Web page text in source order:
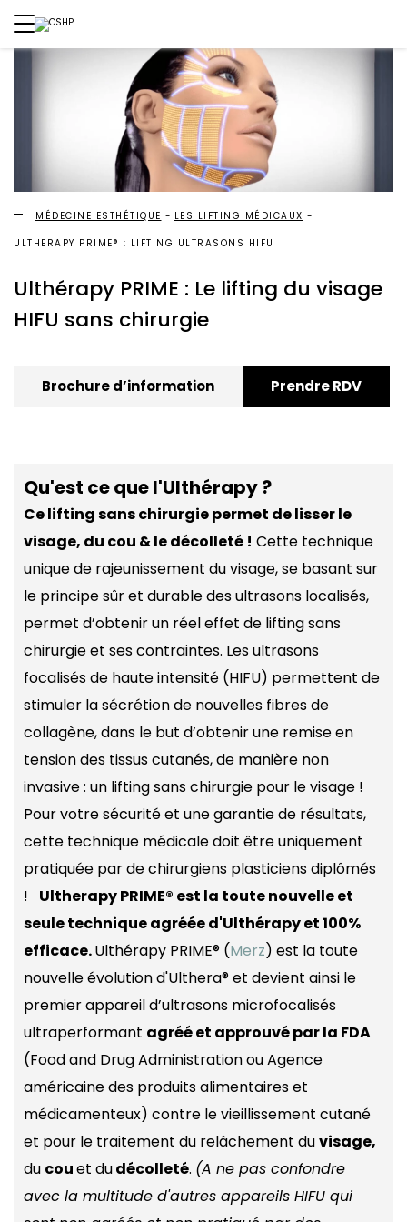
MÉDECINE ESTHÉTIQUE
LES LIFTING MÉDICAUX
ULTHERAPY PRIME® : LIFTING ULTRASONS HIFU
Ulthérapy PRIME : Le lifting du visage
HIFU sans chirurgie
Brochure d’information Prendre RDV
Qu'est ce que l'Ulthérapy ?
Ce lifting sans chirurgie permet de lisser le
visage, du cou & le décolleté ! Cette technique
unique de rajeunissement du visage, se basant sur
le principe sûr et durable des ultrasons localisés,
permet d’obtenir un réel effet de lifting sans
chirurgie et ses contraintes. Les ultrasons
focalisés de haute intensité (HIFU) permettent de
stimuler la sécrétion de nouvelles fibres de
collagène, dans le but d’obtenir une remise en
tension des tissus cutanés, de manière non
invasive : un lifting sans chirurgie pour le visage !
Pour votre sécurité et une garantie de résultats,
cette technique médicale doit être uniquement
pratiquée par de chirurgiens plasticiens diplômés
! Ultherapy PRIME® est la toute nouvelle et
seule technique agréée d'Ulthérapy et 100%
efficace.Ulthérapy PRIME® (Merz) est la toute
nouvelle évolution d'Ulthera® et devient ainsi le
premier appareil d’ultrasons microfocalisés
ultraperformant agréé et approuvé par la FDA
(Food and Drug Administration ou Agence
américaine des produits alimentaires et
médicamenteux) contre le vieillissement cutané
et pour le traitement du relâchement duvisage,
du couet dudécolleté. (A ne pas confondre
avec la multitude d'autres appareils HIFU qui